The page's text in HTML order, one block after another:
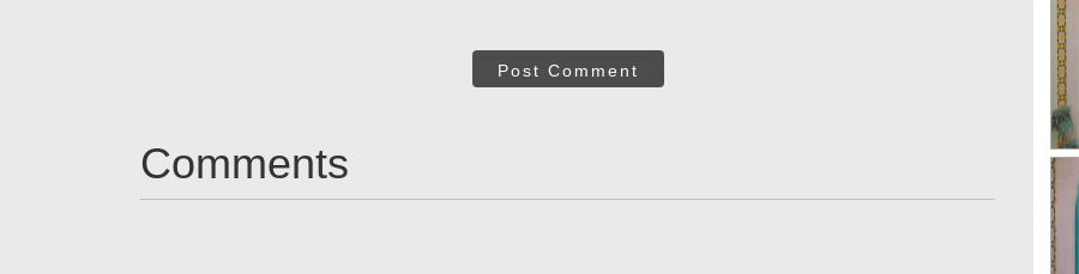
Post Comment
Comments